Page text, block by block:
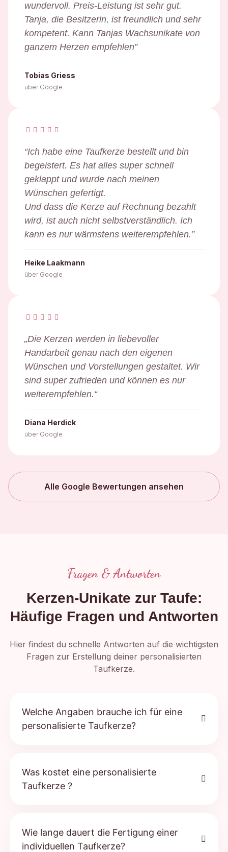
wundervoll. Preis-Leistung ist sehr gut.
Tanja, die Besitzerin, ist freundlich und sehr
kompetent. Kann Tanjas Wachsunikate von
ganzem Herzen empfehlen”
Tobias Griess
über Google
“Ich habe eine Taufkerze bestellt und bin
begeistert. Es hat alles super schnell
geklappt und wurde nach meinen
Wünschen gefertigt.
Und dass die Kerze auf Rechnung bezahlt
wird, ist auch nicht selbstverständlich. Ich
kann es nur wärmstens weiterempfehlen.”
Heike Laakmann
über Google
„Die Kerzen werden in liebevoller
Handarbeit genau nach den eigenen
Wünschen und Vorstellungen gestaltet. Wir
sind super zufrieden und können es nur
weiterempfehlen.“
Diana Herdick
über Google
Alle Google Bewertungen ansehen
Fragen & Antworten
Kerzen-Unikate zur Taufe:
Häufige Fragen und Antworten
Hier findest du schnelle Antworten auf die wichtigsten
Fragen zur Erstellung deiner personalisierten
Taufkerze.
Welche Angaben brauche ich für eine
personalisierte Taufkerze?
Was kostet eine personalisierte
Taufkerze ?
Wie lange dauert die Fertigung einer
individuellen Taufkerze?